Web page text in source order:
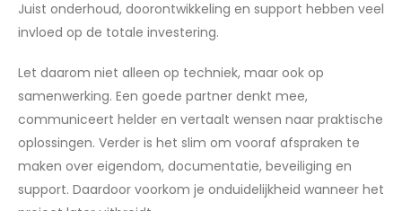
Juist onderhoud, doorontwikkeling en support hebben veel
invloed op de totale investering.
Let daarom niet alleen op techniek, maar ook op
samenwerking. Een goede partner denkt mee,
communiceert helder en vertaalt wensen naar praktische
oplossingen. Verder is het slim om vooraf afspraken te
maken over eigendom, documentatie, beveiliging en
support. Daardoor voorkom je onduidelijkheid wanneer het